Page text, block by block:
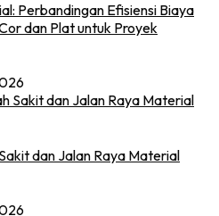
Perbandingan Efisiensi Biaya
dan Plat untuk Proyek
dan Jalan Raya Material